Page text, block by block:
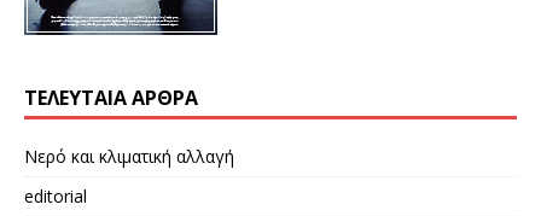
ΤΕΛΕΥΤΑΊΑ ΆΡΘΡΑ
Νερό και κλιματική αλλαγή
editorial